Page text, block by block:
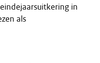
in
als